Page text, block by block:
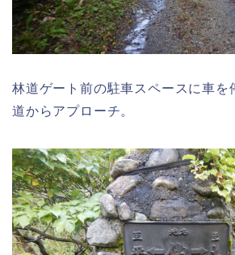
林道ゲート前の駐車スペースに車を
道からアプローチ。